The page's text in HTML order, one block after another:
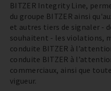
BITZER Integrity Line,
du groupe BITZER ainsi
et autres tiers de signaler -
souhaitent - les violations,
conduite BITZER à
conduite BITZER à
commerciaux, ainsi que
vigueur.